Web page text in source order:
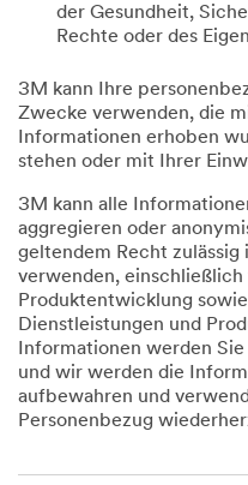
der Gesundheit,
Rechte oder des
3M kann Ihre
Zwecke verwenden, die
Informationen erhoben
stehen oder mit Ihrer
3M kann alle
aggregieren oder
geltendem Recht
verwenden, einschließlich
Produktentwicklung
Dienstleistungen und
Informationen werden
und wir werden die
aufbewahren und
Personenbezug